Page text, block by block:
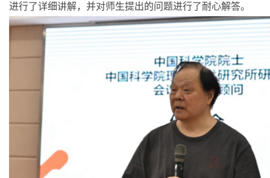
进行了详细讲解，并对师生提出的问题进行了耐心解答。